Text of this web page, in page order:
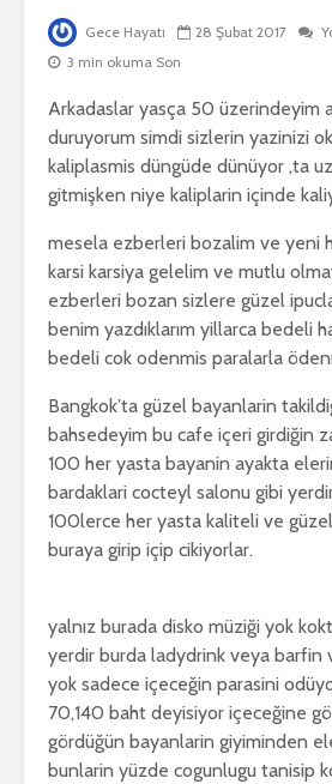
Gece Hayatı 28 Şubat 2017
3 min okuma Son
Arkadaslar yasça 50 üzerindeyim
duruyorum simdi sizlerin yazinizi
kaliplasmis düngüde dünüyor ,ta
gitmişken niye kaliplarin içinde
mesela ezberleri bozalim ve yeni
karsi karsiya gelelim ve mutlu
ezberleri bozan sizlere güzel
benim yazdıklarım yillarca bedeli
bedeli cok odenmis paralarla
Bangkok’ta güzel bayanlarin
bahsedeyim bu cafe içeri girdiğin
100 her yasta bayanin ayakta
bardaklari cocteyl salonu gibi
100lerce her yasta kaliteli ve
buraya girip içip cikiyorlar.
yalnız burada disko müziği yok
yerdir burda ladydrink veya barfin
yok sadece içeceğin parasini
70,140 baht deyisiyor içeceğine
gördüğün bayanlarin giyiminden
bunlarin yüzde cogunlugu tanisip